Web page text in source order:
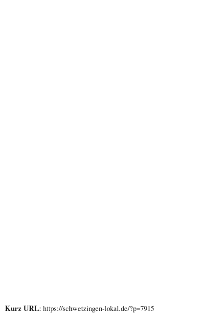
Kurz URL: https://schwetzingen-lokal.de/?p=7915